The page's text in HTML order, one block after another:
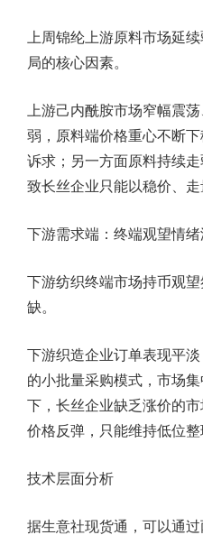
上周锦纶上游原料市场延
局的核心因素。
上游己内酰胺市场窄幅震
弱，原料端价格重心不断
诉求；另一方面原料持续
致长丝企业只能以稳价、走
下游需求端：终端观望情
下游纺织终端市场持币观
缺。
下游织造企业订单表现平
的小批量采购模式，市场
下，长丝企业缺乏涨价的
价格反弹，只能维持低位整
技术层面分析
据生意社现货通，可以通